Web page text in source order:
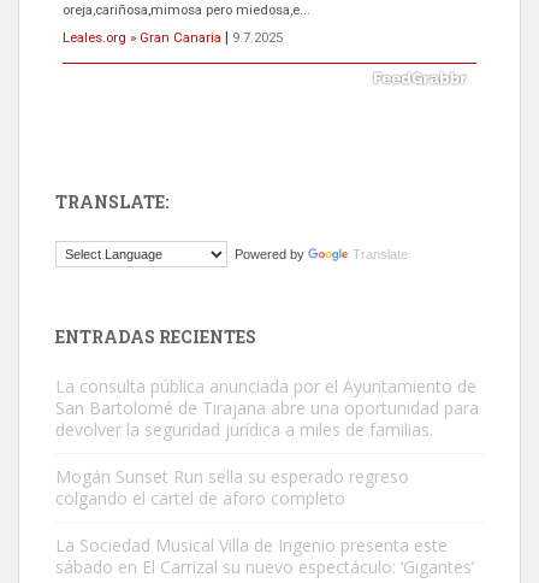
próximos días, ella incluida...
Leales.org » Gran Canaria
9.7.2025
Este gato macho ha aparecido en la calle hace menos de un mes,
Adopción urgente
Busco adopción responsable para mi perra. Pastor alemán,
hembra, 4 años. Por motivos personales ...
TRANSLATE:
Powered by Translate
ENTRADAS RECIENTES
La consulta pública anunciada por el Ayuntamiento de
San Bartolomé de Tirajana abre una oportunidad para
devolver la seguridad jurídica a miles de familias.
Mogán Sunset Run sella su esperado regreso
colgando el cartel de aforo completo
La Sociedad Musical Villa de Ingenio presenta este
sábado en El Carrizal su nuevo espectáculo: ‘Gigantes’